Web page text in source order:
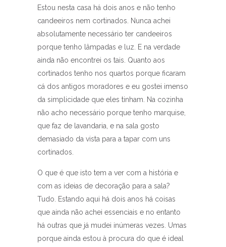
Estou nesta casa há dois anos e não tenho
candeeiros nem cortinados. Nunca achei
absolutamente necessário ter candeeiros
porque tenho lâmpadas e luz. E na verdade
ainda não encontrei os tais. Quanto aos
cortinados tenho nos quartos porque ficaram
cá dos antigos moradores e eu gostei imenso
da simplicidade que eles tinham. Na cozinha
não acho necessário porque tenho marquise,
que faz de lavandaria, e na sala gosto
demasiado da vista para a tapar com uns
cortinados.
O que é que isto tem a ver com a história e
com as ideias de decoração para a sala?
Tudo. Estando aqui há dois anos há coisas
que ainda não achei essenciais e no entanto
há outras que já mudei inúmeras vezes. Umas
porque ainda estou à procura do que é ideal